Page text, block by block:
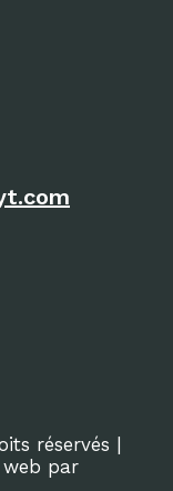
réservés |
web par